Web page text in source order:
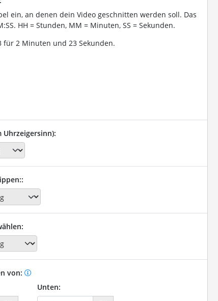
ein, an denen dein Video geschnitten werden soll. Das
HH = Stunden, MM = Minuten, SS = Sekunden.
für 2 Minuten und 23 Sekunden.
Uhrzeigersinn):
von:
Unten: